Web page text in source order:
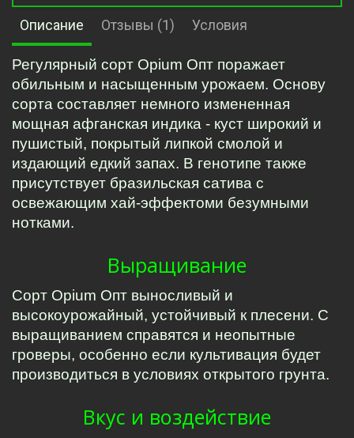
Описание Отзывы (1) Условия
Регулярный сорт Opium Опт поражает
обильным и насыщенным урожаем. Основу
сорта составляет немного измененная
мощная афганская индика - куст широкий и
пушистый, покрытый липкой смолой и
издающий едкий запах. В генотипе также
присутствует бразильская сатива с
освежающим хай-эффектоми безумными
нотками.
Выращивание
Сорт Opium Опт выносливый и
высокоурожайный, устойчивый к плесени. С
выращиванием справятся и неопытные
гроверы, особенно если культивация будет
производиться в условиях открытого грунта.
Вкус и воздействие